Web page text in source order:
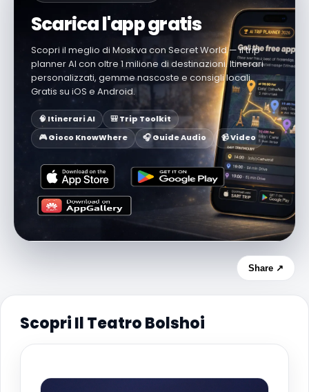
Scarica l'app gratis
Scopri il meglio di Moskva con Secret World — il trip
planner AI con oltre 1 milione di destinazioni. Itinerari
personalizzati, gemme nascoste e consigli locali.
Gratis su iOS e Android.
🧠 Itinerari AI
🎒 Trip Toolkit
🎮 Gioco KnowWhere
🎧 Guide Audio 📹 Video
Share ↗
Scopri Il Teatro Bolshoi